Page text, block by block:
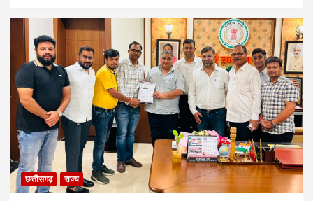
छत्तीसगढ़ राज्य